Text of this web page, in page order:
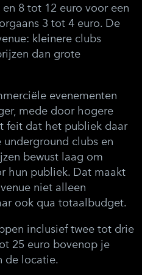
8 tot 12 euro voor een
3 tot 4 euro. De
kleinere clubs
dan grote
evenementen
mede door hogere
feit dat het publiek daar
underground clubs en
bewust laag om
hun publiek. Dat maakt
niet alleen
ook qua totaalbudget.
inclusief twee tot drie
25 euro bovenop je
de locatie.